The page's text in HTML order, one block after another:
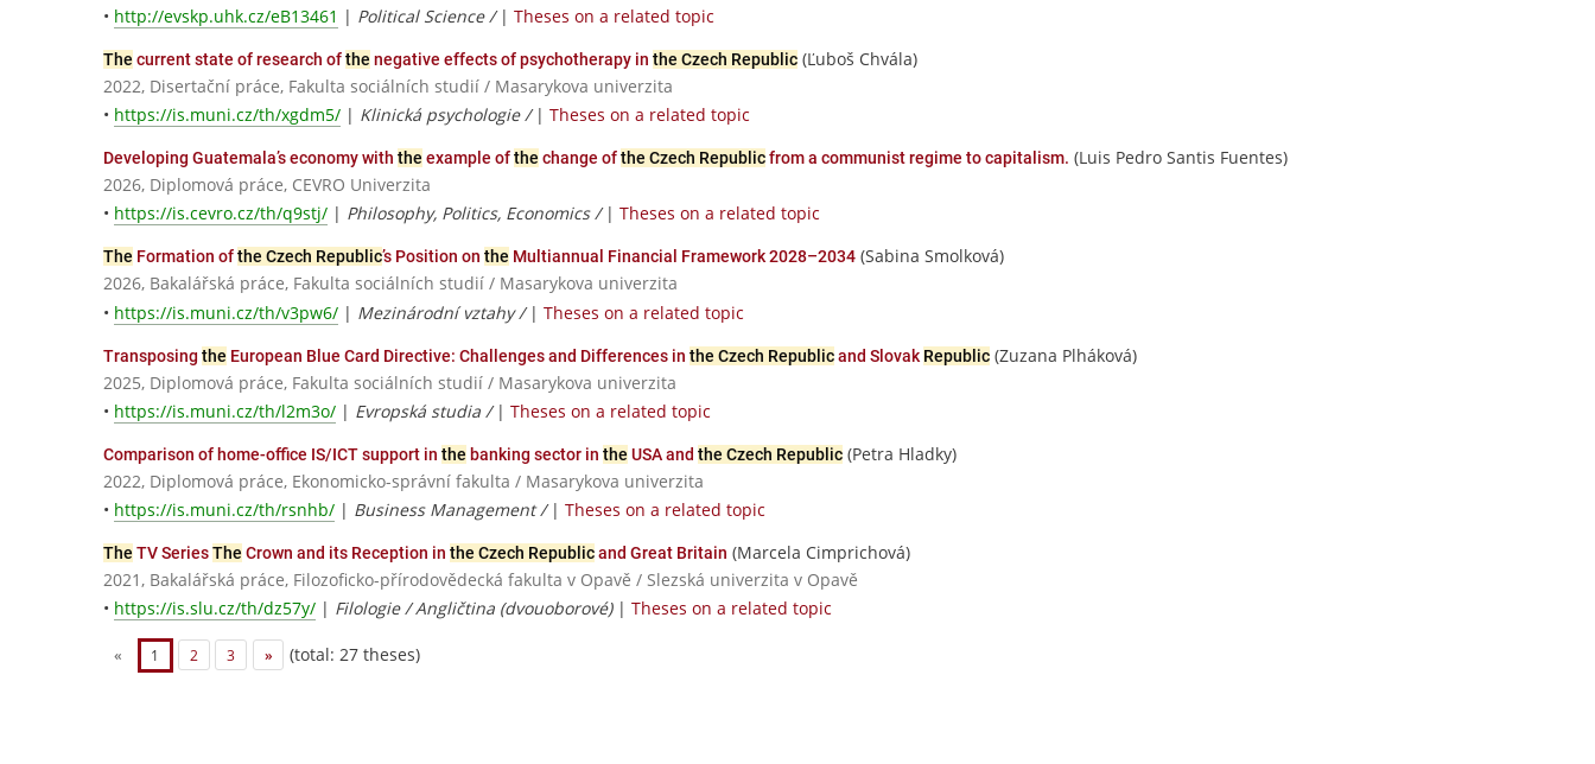
• http://evskp.uhk.cz/eB13461 | Political Science / | Theses on a related topic
The current state of research ofthe negative effects of psychotherapy in the Czech Republic (Ľuboš Chvála)
2022, Disertační práce, Fakulta sociálních studií / Masarykova univerzita
• https://is.muni.cz/th/xgdm5/ | Klinická psychologie / | Theses on a related topic
Developing Guatemala’s economy with the example ofthe change ofthe Czech Republicfrom a communist regime to capitalism. (Luis Pedro Santis Fuentes)
2026, Diplomová práce, CEVRO Univerzita
• https://is.cevro.cz/th/q9stj/ | Philosophy, Politics, Economics / | Theses on a related topic
The Formation ofthe Czech Republic’s Position on the Multiannual Financial Framework 2028–2034 (Sabina Smolková)
2026, Bakalářská práce, Fakulta sociálních studií / Masarykova univerzita
• https://is.muni.cz/th/v3pw6/ | Mezinárodní vztahy / | Theses on a related topic
Transposing the European Blue Card Directive: Challenges and Differences in the Czech Republicand Slovak Republic (Zuzana Plháková)
2025, Diplomová práce, Fakulta sociálních studií / Masarykova univerzita
• https://is.muni.cz/th/l2m3o/ | Evropská studia / | Theses on a related topic
Comparison of home-office IS/ICT support in the banking sector in the USA and the Czech Republic (Petra Hladky)
2022, Diplomová práce, Ekonomicko-správní fakulta / Masarykova univerzita
• https://is.muni.cz/th/rsnhb/ | Business Management / | Theses on a related topic
The TV SeriesThe Crown and its Reception in the Czech Republicand Great Britain (Marcela Cimprichová)
2021, Bakalářská práce, Filozoficko-přírodovědecká fakulta v Opavě / Slezská univerzita v Opavě
• https://is.slu.cz/th/dz57y/ | Filologie / Angličtina (dvouoborové)| Theses on a related topic
« 1 2 3 » (total: 27 theses)